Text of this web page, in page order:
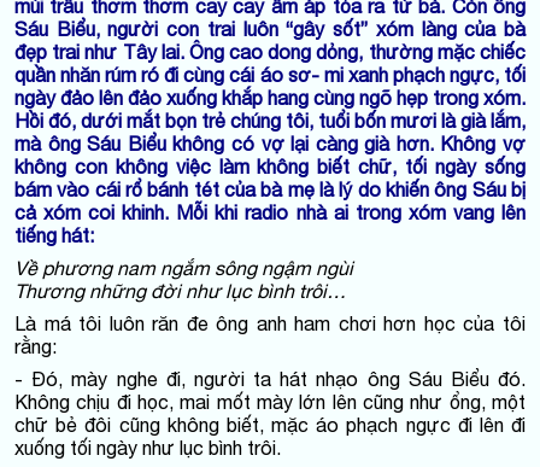
mùi trầu thơm thơm cay cay ấm áp tỏa ra từ bà. Còn ông
Sáu Biểu, người con trai luôn “gây sốt” xóm làng của bà
đẹp trai như Tây lai. Ông cao dong dỏng, thường mặc chiếc
quần nhăn rúm ró đi cùng cái áo sơ- mi xanh phạch ngực, tối
ngày đảo lên đảo xuống khắp hang cùng ngõ hẹp trong xóm.
Hồi đó, dưới mắt bọn trẻ chúng tôi, tuổi bốn mươi là già lắm,
mà ông Sáu Biểu không có vợ lại càng già hơn. Không vợ
không con không việc làm không biết chữ, tối ngày sống
bám vào cái rổ bánh tét của bà mẹ là lý do khiến ông Sáu bị
cả xóm coi khinh. Mỗi khi radio nhà ai trong xóm vang lên
tiếng hát:
Về phương nam ngắm sông ngậm ngùi
Thương những đời như lục bình trôi…
Là má tôi luôn răn đe ông anh ham chơi hơn học của tôi
rằng:
- Đó, mày nghe đi, người ta hát nhạo ông Sáu Biểu đó.
Không chịu đi học, mai mốt mày lớn lên cũng như ổng, một
chữ bẻ đôi cũng không biết, mặc áo phạch ngực đi lên đi
xuống tối ngày như lục bình trôi.